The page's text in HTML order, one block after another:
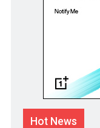
Hot News